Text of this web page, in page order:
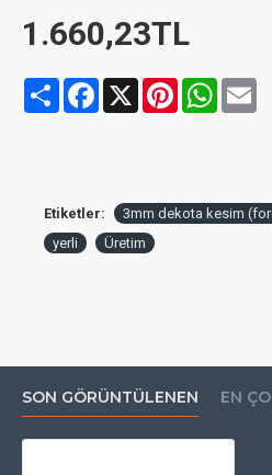
1.660,23TL
Share Facebook
X Pinterest
Etiketler: 3mm dekota kesim
yerli
Üretim
SON GÖRÜNTÜLENEN EN